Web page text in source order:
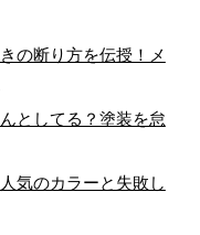
の断り方を伝授！メ
としてる？塗装を怠
気のカラーと失敗し